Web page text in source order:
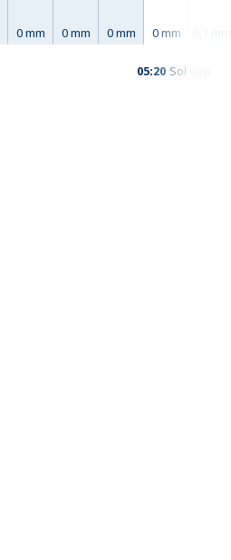
0 mm 0 mm 0 mm 0 mm
05:20 Sol upp